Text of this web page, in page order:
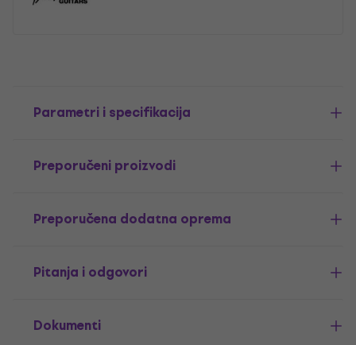
Parametri i specifikacija
Preporučeni proizvodi
Preporučena dodatna oprema
Pitanja i odgovori
Dokumenti